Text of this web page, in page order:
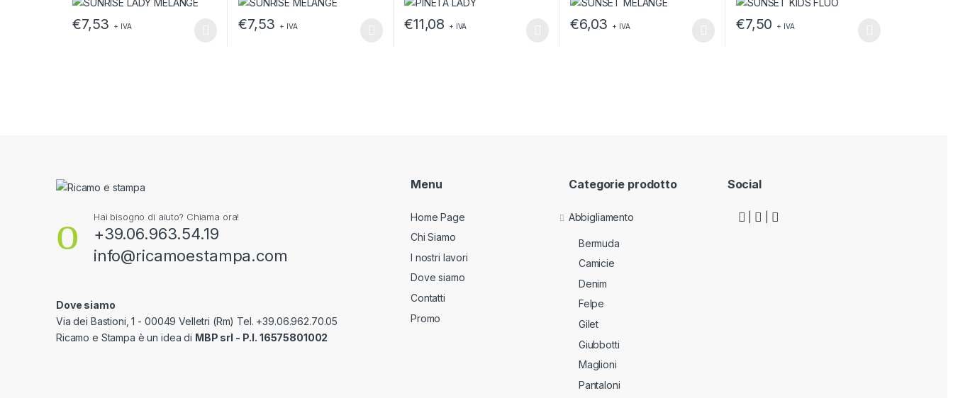
€7,53 + IVA €7,53 + IVA €11,08 + IVA €6,03 + IVA €7,50 + IVA
Hai bisogno di aiuto? Chiama ora!
+39.06.963.54.19
info@ricamoestampa.com
Dove siamo
Via dei Bastioni, 1 - 00049 Velletri (Rm) Tel. +39.06.962.70.05
Ricamo e Stampa è un idea di MBP srl - P.I. 16575801002
Menu
Home Page
Chi Siamo
I nostri lavori
Dove siamo
Contatti
Promo
Categorie prodotto
Abbigliamento
Bermuda
Camicie
Denim
Felpe
Gilet
Giubbotti
Maglioni
Pantaloni
Social